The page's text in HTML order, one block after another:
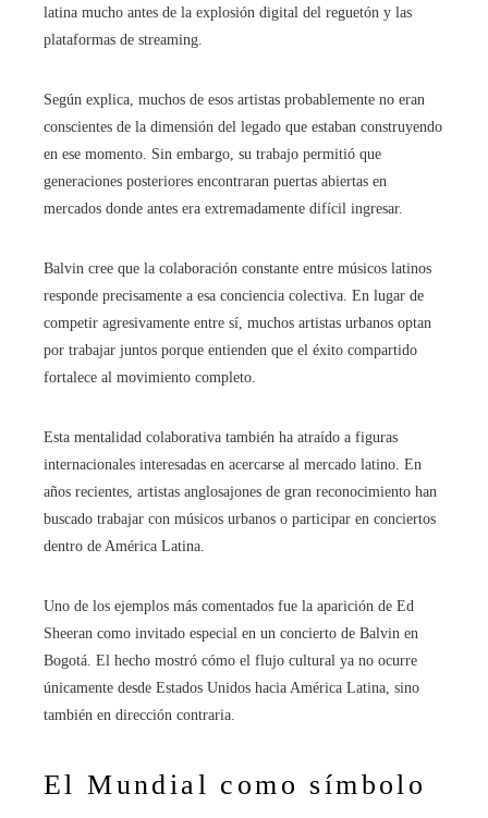
latina mucho antes de la explosión digital del reguetón y las
plataformas de streaming.
Según explica, muchos de esos artistas probablemente no eran
conscientes de la dimensión del legado que estaban construyendo
en ese momento. Sin embargo, su trabajo permitió que
generaciones posteriores encontraran puertas abiertas en
mercados donde antes era extremadamente difícil ingresar.
Balvin cree que la colaboración constante entre músicos latinos
responde precisamente a esa conciencia colectiva. En lugar de
competir agresivamente entre sí, muchos artistas urbanos optan
por trabajar juntos porque entienden que el éxito compartido
fortalece al movimiento completo.
Esta mentalidad colaborativa también ha atraído a figuras
internacionales interesadas en acercarse al mercado latino. En
años recientes, artistas anglosajones de gran reconocimiento han
buscado trabajar con músicos urbanos o participar en conciertos
dentro de América Latina.
Uno de los ejemplos más comentados fue la aparición de Ed
Sheeran como invitado especial en un concierto de Balvin en
Bogotá. El hecho mostró cómo el flujo cultural ya no ocurre
únicamente desde Estados Unidos hacia América Latina, sino
también en dirección contraria.
El Mundial como símbolo